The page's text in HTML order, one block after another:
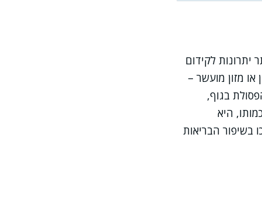
יתרונות לקידום
מזון מועשר –
בגוף,
היא
בשיפור הבריאות